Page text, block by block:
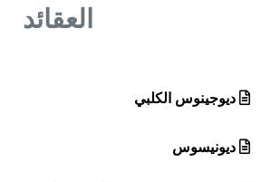
هيئة الموسوعة العربية تطلق موسوعات
العقائد
ديوجينوس الكلبي
ديونيسوس